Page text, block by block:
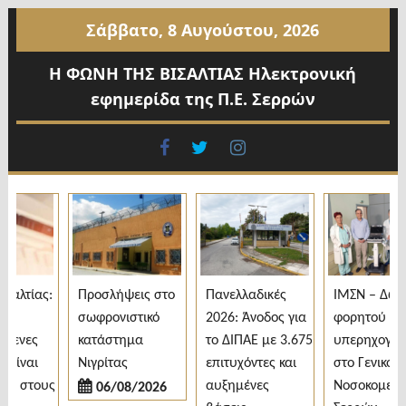
περιεχόμενο
Σάββατο, 8 Αυγούστου, 2026
Η ΦΩΝΗ ΤΗΣ ΒΙΣΑΛΤΙΑΣ Ηλεκτρονική
εφημερίδα της Π.Ε. Σερρών
facebook
twitter
στους
Προσλήψεις στο
σωφρονιστικό
κατάστημα
Νιγρίτας
06/08/2026
Πανελλαδικές
2026: Άνοδος για
το ΔΙΠΑΕ με 3.675
επιτυχόντες και
αυξημένες
ΙΜΣΝ – Δωρεά
φορητού
στο Γενικό
Νοσοκομείο